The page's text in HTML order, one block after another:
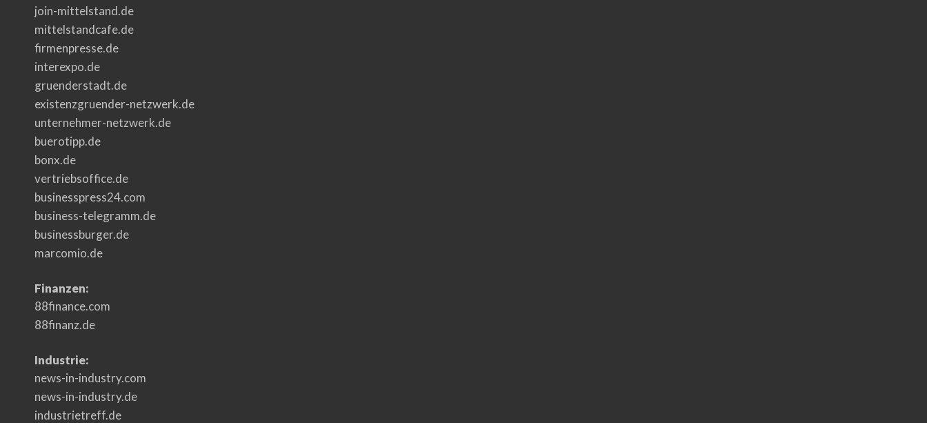
join-mittelstand.de
mittelstandcafe.de
firmenpresse.de
interexpo.de
gruenderstadt.de
existenzgruender-netzwerk.de
unternehmer-netzwerk.de
buerotipp.de
bonx.de
vertriebsoffice.de
businesspress24.com
business-telegramm.de
businessburger.de
marcomio.de
Finanzen:
88finance.com
88finanz.de
Industrie:
news-in-industry.com
news-in-industry.de
industrietreff.de